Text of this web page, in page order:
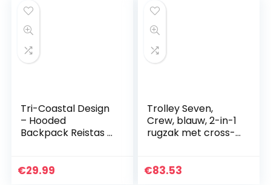
Tri-Coastal Design
– Hooded
Backpack Reistas –
Boek Zak met
€29.99
Trolley Seven,
Crew, blauw, 2-in-1
rugzak met cross-
€83.53